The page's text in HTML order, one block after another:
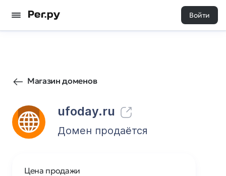
Войти
Магазин доменов
ufoday.ru
90 0
Домен продаётся
Цена продажи